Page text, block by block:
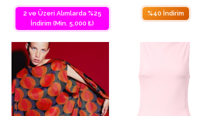
2 ve Üzeri Alımlarda %25
İndirim (Min. 5,000 ₺)
%40 İndirim